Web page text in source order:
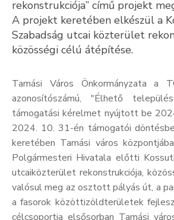
rekonstrukciója” című projekt
A projekt keretében elkészül a
Szabadság utcai közterület
közösségi célú átépítése.
Tamási Város Önkormányzata a
azonosítószámú, "Élhető
támogatási kérelmet nyújtott be
2024. 10. 31-én támogatói
keretében Tamási város
Polgármesteri Hivatala előtti
utcaiközterület rekonstrukciója,
valósul meg az osztott pályás út, a
a fasorok közöttizöldterületek
célcsoportja elsősorban Tamási